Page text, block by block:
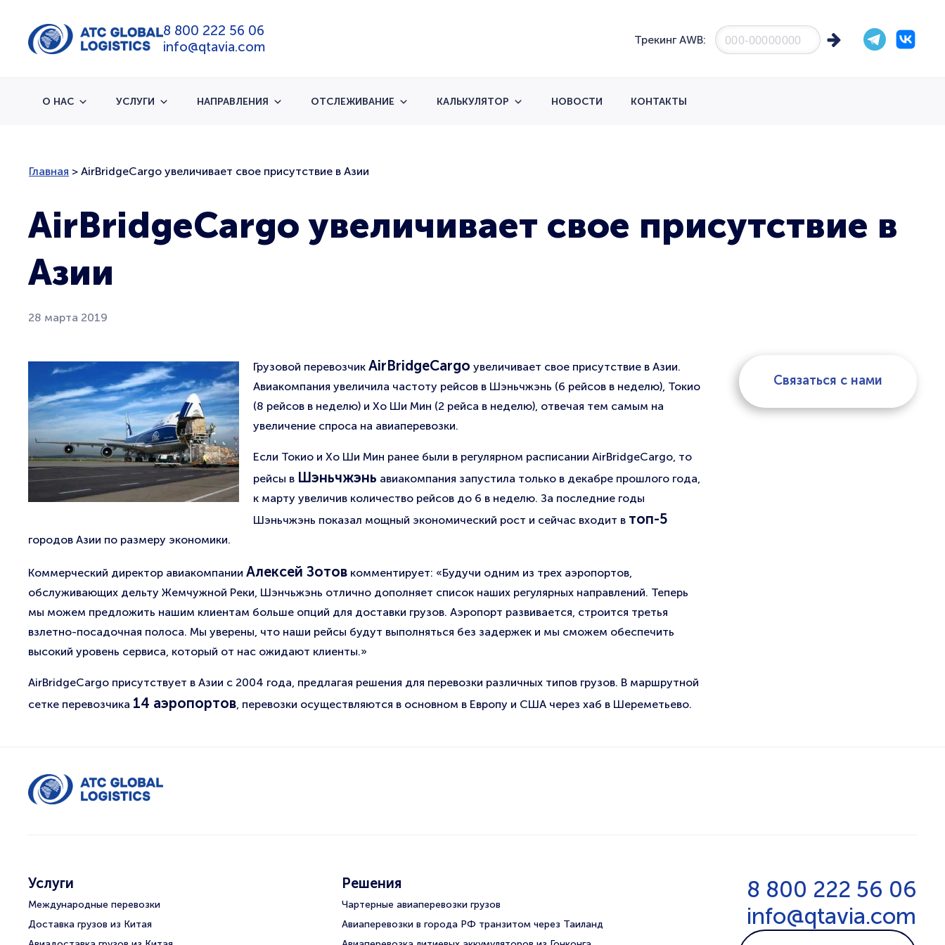
8 800 222 56 06
info@qtavia.com
Трекинг AWB:
О НАС УСЛУГИ НАПРАВЛЕНИЯ ОТСЛЕЖИВАНИЕ КАЛЬКУЛЯТОР НОВОСТИ КОНТАКТЫ
Главная > AirBridgeCargo увеличивает свое присутствие в Азии
AirBridgeCargo увеличивает свое присутствие в
Азии
28 марта 2019
Грузовой перевозчик AirBridgeCargo увеличивает свое присутствие в Азии.
Авиакомпания увеличила частоту рейсов в Шэньчжэнь (6 рейсов в неделю), Токио
(8 рейсов в неделю) и Хо Ши Мин (2 рейса в неделю), отвечая тем самым на
увеличение спроса на авиаперевозки.
Если Токио и Хо Ши Мин ранее были в регулярном расписании AirBridgeCargo, то
рейсы в Шэньчжэнь авиакомпания запустила только в декабре прошлого года,
к марту увеличив количество рейсов до 6 в неделю. За последние годы
Шэньчжэнь показал мощный экономический рост и сейчас входит в топ-5
городов Азии по размеру экономики.
Коммерческий директор авиакомпании Алексей Зотов комментирует: «Будучи одним из трех аэропортов,
обслуживающих дельту Жемчужной Реки, Шэнчьжэнь отлично дополняет список наших регулярных направлений. Теперь
мы можем предложить нашим клиентам больше опций для доставки грузов. Аэропорт развивается, строится третья
взлетно-посадочная полоса. Мы уверены, что наши рейсы будут выполняться без задержек и мы сможем обеспечить
высокий уровень сервиса, который от нас ожидают клиенты.»
AirBridgeCargo присутствует в Азии с 2004 года, предлагая решения для перевозки различных типов грузов. В маршрутной
сетке перевозчика 14 аэропортов , перевозки осуществляются в основном в Европу и США через хаб в Шереметьево.
Связаться с нами
Услуги
Международные перевозки
Доставка грузов из Китая
Решения
Чартерные авиаперевозки грузов
Авиаперевозки в города РФ транзитом через Таиланд
8 800 222 56 06
info@qtavia.com